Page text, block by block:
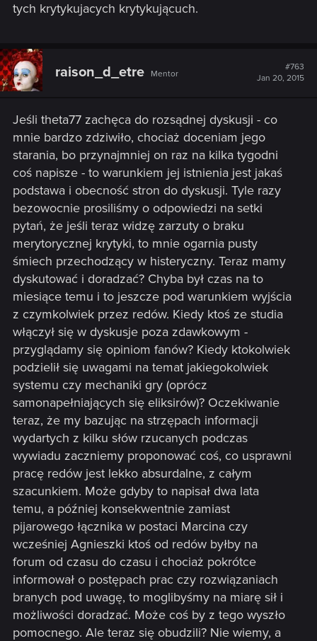
tych krytykujacych krytykującuch.
raison_d_etre Mentor
#763
Jan 20, 2015
Jeśli theta77 zachęca do rozsądnej dyskusji - co
mnie bardzo zdziwiło, chociaż doceniam jego
starania, bo przynajmniej on raz na kilka tygodni
coś napisze - to warunkiem jej istnienia jest jakaś
podstawa i obecność stron do dyskusji. Tyle razy
bezowocnie prosiliśmy o odpowiedzi na setki
pytań, że jeśli teraz widzę zarzuty o braku
merytorycznej krytyki, to mnie ogarnia pusty
śmiech przechodzący w histeryczny. Teraz mamy
dyskutować i doradzać? Chyba był czas na to
miesiące temu i to jeszcze pod warunkiem wyjścia
z czymkolwiek przez redów. Kiedy ktoś ze studia
włączył się w dyskusje poza zdawkowym -
przyglądamy się opiniom fanów? Kiedy ktokolwiek
podzielił się uwagami na temat jakiegokolwiek
systemu czy mechaniki gry (oprócz
samonapełniających się eliksirów)? Oczekiwanie
teraz, że my bazując na strzępach informacji
wydartych z kilku słów rzucanych podczas
wywiadu zaczniemy proponować coś, co usprawni
pracę redów jest lekko absurdalne, z całym
szacunkiem. Może gdyby to napisał dwa lata
temu, a później konsekwentnie zamiast
pijarowego łącznika w postaci Marcina czy
wcześniej Agnieszki ktoś od redów byłby na
forum od czasu do czasu i chociaż pokrótce
informował o postępach prac czy rozwiązaniach
branych pod uwagę, to moglibyśmy na miarę sił i
możliwości doradzać. Może coś by z tego wyszło
pomocnego. Ale teraz się obudzili? Nie wiemy, a